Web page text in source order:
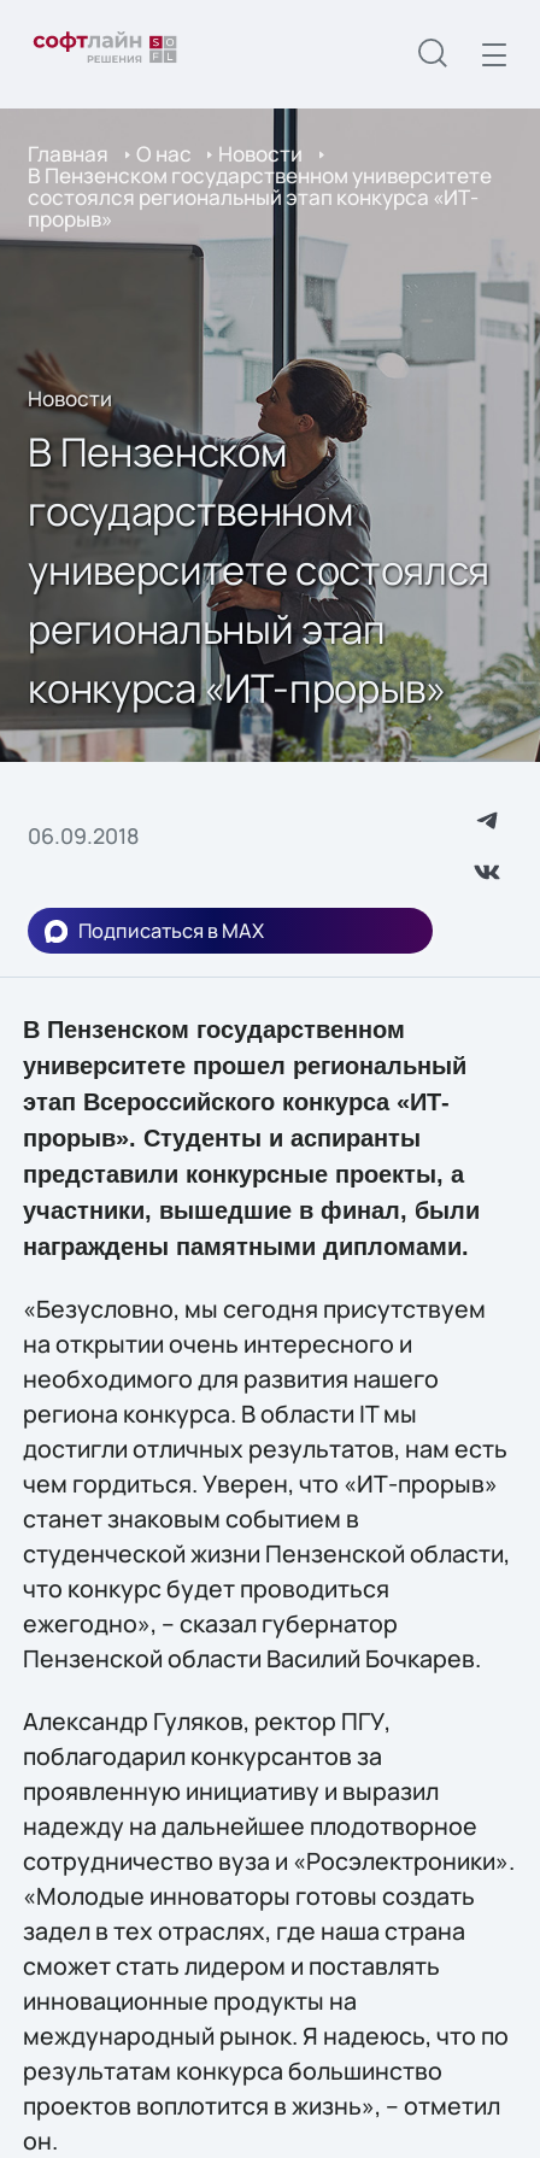
Главная О нас Новости
В Пензенском государственном университете
состоялся региональный этап конкурса «ИТ-
прорыв»
Новости
В Пензенском
государственном
университете состоялся
региональный этап
конкурса «ИТ-прорыв»
06.09.2018
Подписаться в MAX
В Пензенском государственном
университете прошел региональный
этап Всероссийского конкурса «ИТ-
прорыв». Студенты и аспиранты
представили конкурсные проекты, а
участники, вышедшие в финал, были
награждены памятными дипломами.
«Безусловно, мы сегодня присутствуем
на открытии очень интересного и
необходимого для развития нашего
региона конкурса. В области IT мы
достигли отличных результатов, нам есть
чем гордиться. Уверен, что «ИТ-прорыв»
станет знаковым событием в
студенческой жизни Пензенской области,
что конкурс будет проводиться
ежегодно», – сказал губернатор
Пензенской области Василий Бочкарев.
Александр Гуляков, ректор ПГУ,
поблагодарил конкурсантов за
проявленную инициативу и выразил
надежду на дальнейшее плодотворное
сотрудничество вуза и «Росэлектроники».
«Молодые инноваторы готовы создать
задел в тех отраслях, где наша страна
сможет стать лидером и поставлять
инновационные продукты на
международный рынок. Я надеюсь, что по
результатам конкурса большинство
проектов воплотится в жизнь», – отметил
он.